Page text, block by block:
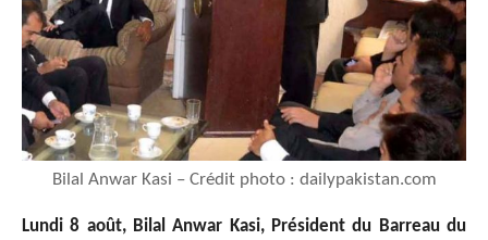
Bilal Anwar Kasi – Crédit photo : dailypakistan.com
Lundi 8 août, Bilal Anwar Kasi, Président du Barreau du